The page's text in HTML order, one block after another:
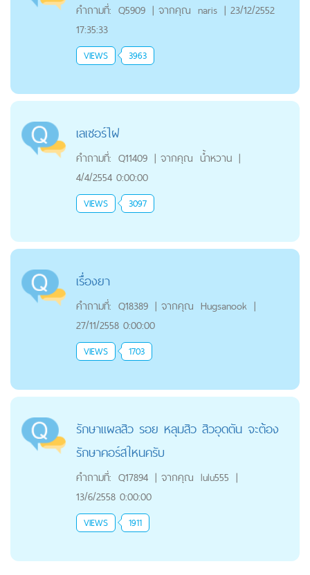
คำถามที่: Q5909 | จากคุณ naris | 23/12/2552
17:35:33
VIEWS 3963
เลเซอร์ไฝ
คำถามที่: Q11409 | จากคุณ น้ำหวาน |
4/4/2554 0:00:00
VIEWS 3097
เรื่องยา
คำถามที่: Q18389 | จากคุณ Hugsanook |
27/11/2558 0:00:00
VIEWS 1703
รักษาแผลสิว รอย หลุมสิว สิวอุดตัน จะต้อง
รักษาคอร์สใหนครับ
คำถามที่: Q17894 | จากคุณ lulu555 |
13/6/2558 0:00:00
VIEWS 1911